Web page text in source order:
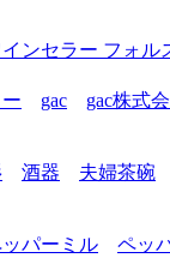
インセラー フォル
gac gac株式
酒器 夫婦茶碗
パーミル
ペッ